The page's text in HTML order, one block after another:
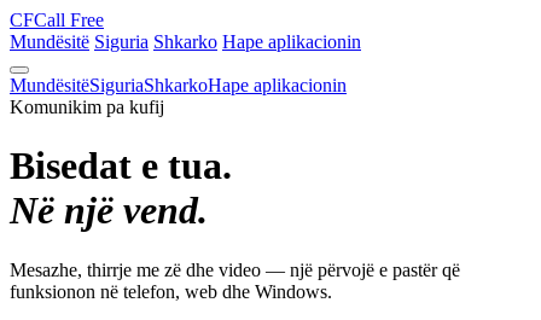
CFCall Free
Mundësitë Siguria Shkarko Hape aplikacionin
MundësitëSiguriaShkarkoHape aplikacionin
Komunikim pa kufij
Bisedat e tua.
Në një vend.
Mesazhe, thirrje me zë dhe video — një përvojë e pastër që
funksionon në telefon, web dhe Windows.